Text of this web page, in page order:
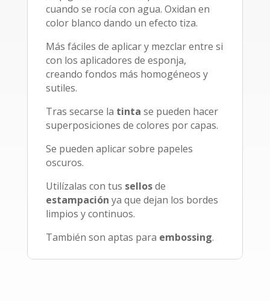
cuando se rocía con agua. Oxidan en
color blanco dando un efecto tiza.
Más fáciles de aplicar y mezclar entre si
con los aplicadores de esponja,
creando fondos más homogéneos y
sutiles.
Tras secarse la tinta se pueden hacer
superposiciones de colores por capas.
Se pueden aplicar sobre papeles
oscuros.
Utilízalas con tus sellosde
estampación ya que dejan los bordes
limpios y continuos.
También son aptas para embossing.